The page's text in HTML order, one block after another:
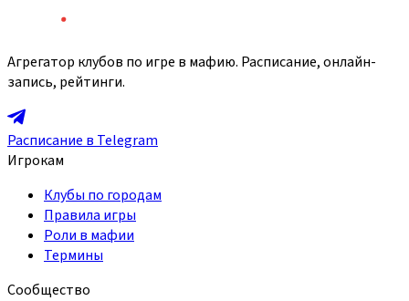
Агрегатор клубов по игре в мафию. Расписание, онлайн-
запись, рейтинги.
Расписание в Telegram
Игрокам
Клубы по городам
Правила игры
Роли в мафии
Термины
Сообщество